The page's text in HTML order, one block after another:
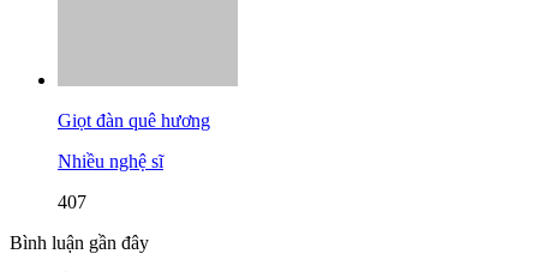
Giọt đàn quê hương
Nhiều nghệ sĩ
407
Bình luận gần đây